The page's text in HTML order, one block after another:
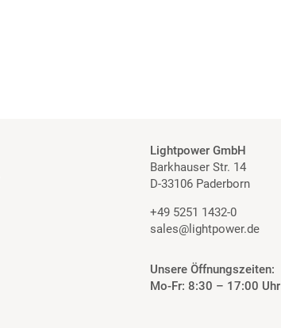
Lightpower GmbH
Barkhauser Str. 14
D-33106 Paderborn
+49 5251 1432-0
sales@lightpower.de
Unsere Öffnungszeiten:
Mo-Fr: 8:30 – 17:00 Uhr